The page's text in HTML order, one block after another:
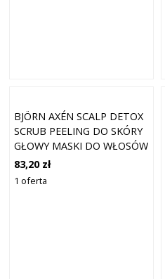
BJÖRN AXÉN SCALP DETOX
SCRUB PEELING DO SKÓRY
GŁOWY MASKI DO WŁOSÓW
150 ML
83,20 zł
1 oferta